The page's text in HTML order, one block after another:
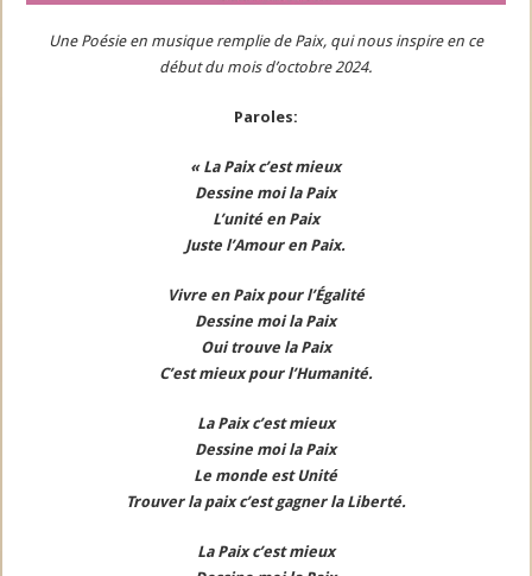
Une Poésie en musique remplie de Paix, qui nous inspire en ce
début du mois d’octobre 2024.
Paroles:
« La Paix c’est mieux
Dessine moi la Paix
L’unité en Paix
Juste l’Amour en Paix.
Vivre en Paixpour l’Égalité
Dessine moi la Paix
Oui trouve la Paix
C’est mieux pour l’Humanité.
La Paix c’est mieux
Dessine moi la Paix
Le monde est Unité
Trouver la paix c’est gagner la Liberté.
La Paix c’est mieux